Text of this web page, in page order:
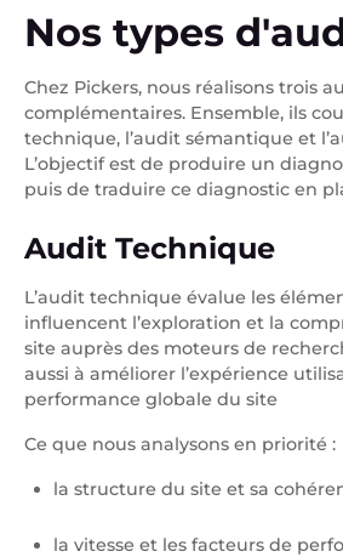
Nos types
Chez Pickers, nous réalisons trois
complémentaires. Ensemble, ils
technique, l’audit sémantique et
L’objectif est de produire un
puis de traduire ce diagnostic en
Audit Technique
L’audit technique évalue les
influencent l’exploration et la
site auprès des moteurs de
aussi à améliorer l’expérience
performance globale du site
Ce que nous analysons en priorité :
la structure du site et sa
la vitesse et les facteurs de